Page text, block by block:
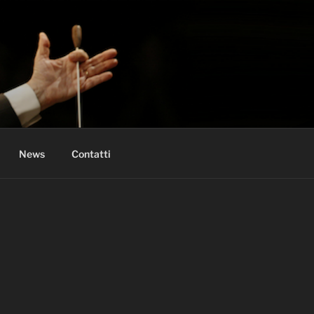
News Contatti